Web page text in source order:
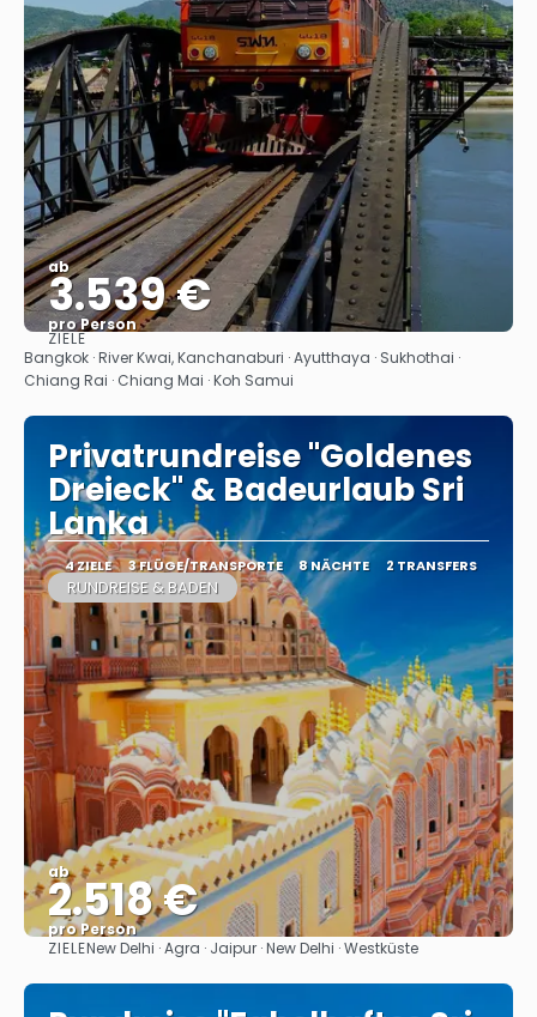
ab
3.539 €
pro Person
Sehen
ZIELE
Bangkok · River Kwai, Kanchanaburi · Ayutthaya · Sukhothai ·
Chiang Rai · Chiang Mai · Koh Samui
Privatrundreise "Goldenes
Dreieck" & Badeurlaub Sri
Lanka
4 ZIELE 3 FLÜGE/TRANSPORTE 8 NÄCHTE 2 TRANSFERS
RUNDREISE & BADEN
ab
2.518 €
pro Person
Sehen
ZIELENew Delhi · Agra · Jaipur · New Delhi · Westküste